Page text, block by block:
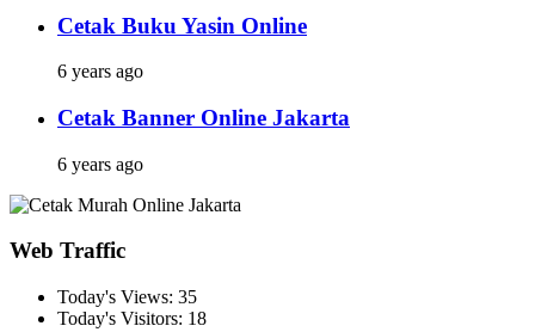
Cetak Buku Yasin Online
6 years ago
Cetak Banner Online Jakarta
6 years ago
Web Traffic
Today's Views: 35
Today's Visitors: 18